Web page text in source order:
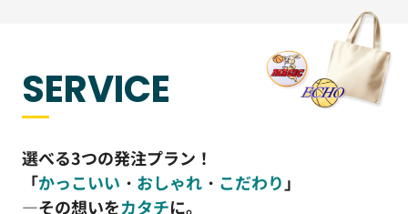
SERVICE
選べる3つの発注プラン！
「かっこいい ・ おしゃれ・ こだわり」
―その想いをカタチに。